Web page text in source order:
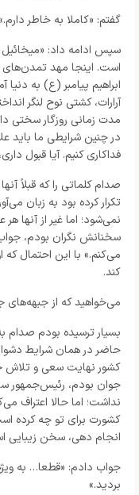
گفتم: «کاملا به خاطر
سپس ادامه داد:
است. اینجا مهد تمدن‌های
ابراهیم پیامبر (ع) به
آرارات، کشتی نوح لنگر
مدت زمانی روزگار سختی
در چنین شرایطی ما باید
فداکاری کنیم. آیا قبول
صدام کلماتی را که قبلاً
تکرار کرده بود به زبان
نمی‌شود؛ اما غیر از آنها هر
سخنانش نگران بودم،
می‌کنم.» با این احتمال که
کند.
می‌خواهید که از جبهه‌های
بسیار ترسیده بودم
حاضر در همان شرایط
کشور نهایت سعی و تلاش
جوان بودم، رئیس‌جمهور
نداشت؛ اما حالا اعتراف
کشورت برای تو چه کرده
انجام دهی، سخن زیبایی
جواب دادم: «قطعا… به
بردید.»